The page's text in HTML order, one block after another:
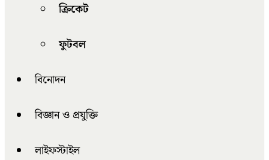
ক্রিকেট
ফুটবল
বিনোদন
বিজ্ঞান ও প্রযুক্তি
লাইফস্টাইল